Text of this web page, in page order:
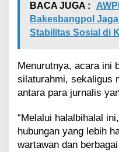
M
e
l
d
T
a
b
u
BACA JUGA :
Bakesbangpol
Stabilitas Sosial di
Menurutnya, acara ini
silaturahmi, sekaligus
antara para jurnalis
“Melalui halalbihalal
hubungan yang lebih
wartawan dan